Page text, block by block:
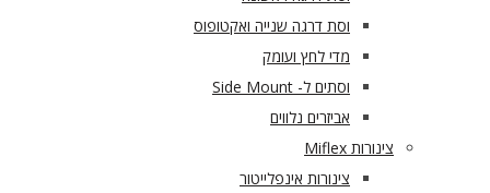
וסת דרגה שנייה ואקטופוס
מדי לחץ ועומק
וסתים ל- Side Mount
אביזרים נלווים
צינורות Miflex
צינורות אינפלייטור